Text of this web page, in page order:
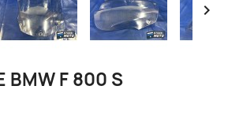

BMW F 800 S